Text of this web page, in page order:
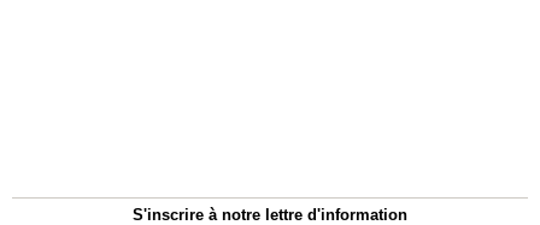
S'inscrire à notre lettre d'information